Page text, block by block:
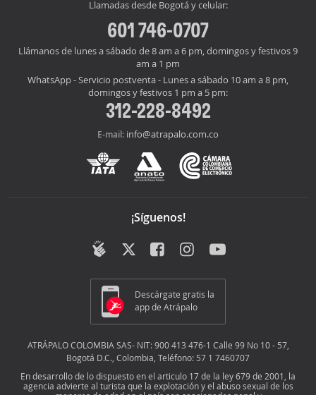
Llamadas desde Bogotá y celular:
601 746-0707
Llámanos de lunes a sábado de 8 am a 6 pm, domingos y festivos 9
am a 1 pm
WhatsApp - Servicio postventa - Lunes a sábado 10 am a 8 pm,
domingos y festivos 1 pm a 5 pm:
312-228-8492
E-mail: info@atrapalo.com.co
¡Síguenos!
Descárgate gratis la
app de Atrápalo
ATRÁPALO COLOMBIA SAS- NIT: 900 413 476-1 Calle 99 No 10 - 57,
Bogotá D.C., Colombia, Teléfono: 57 1 7460707
En desarrollo de lo dispuesto en el articulo 17 de la ley 679 de 2001, la
agencia advierte al turista que la explotación y el abuso sexual de los